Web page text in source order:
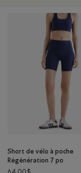
Short de vélo à poche
Régénération 7 po